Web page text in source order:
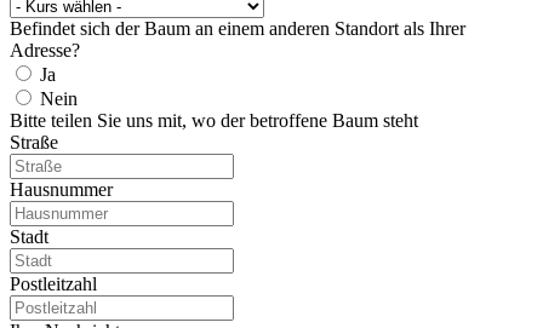
Befindet sich der Baum an einem anderen Standort als Ihrer
Adresse?
Ja
Nein
Bitte teilen Sie uns mit, wo der betroffene Baum steht
Straße
Hausnummer
Stadt
Postleitzahl